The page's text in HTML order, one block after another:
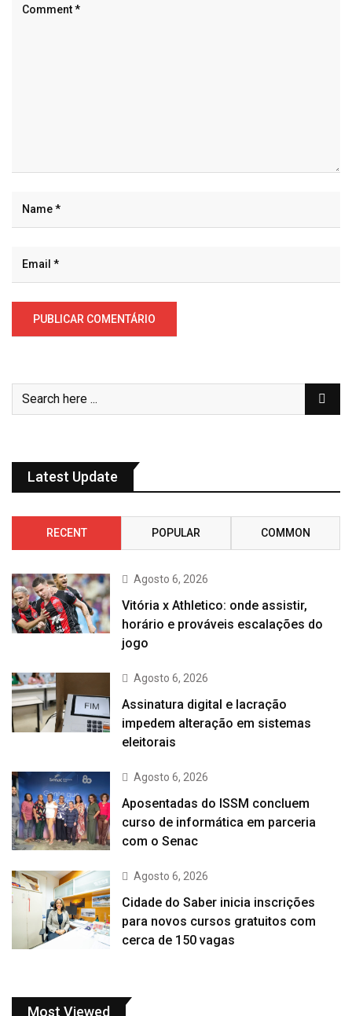
Latest Update
RECENT POPULAR COMMON
Agosto 6, 2026
Vitória x Athletico: onde assistir,
horário e prováveis escalações do
jogo
Agosto 6, 2026
Assinatura digital e lacração
impedem alteração em sistemas
eleitorais
Agosto 6, 2026
Aposentadas do ISSM concluem
curso de informática em parceria
com o Senac
Agosto 6, 2026
Cidade do Saber inicia inscrições
para novos cursos gratuitos com
cerca de 150 vagas
Most Viewed